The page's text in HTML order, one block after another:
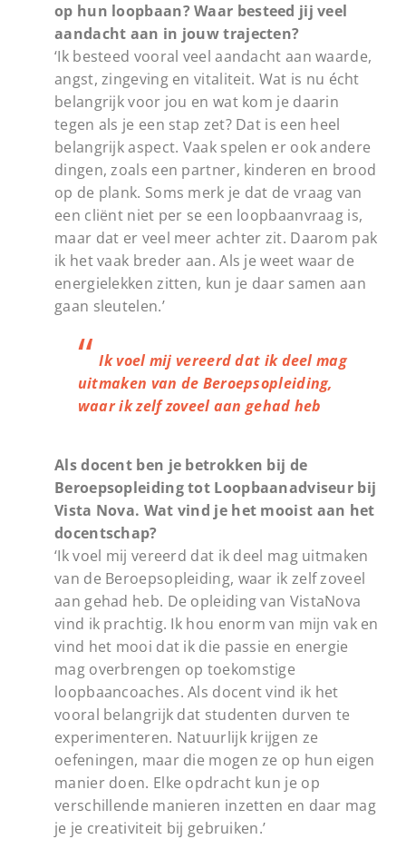
op hun loopbaan? Waar besteed jij veel
aandacht aan in jouw trajecten?
‘Ik besteed vooral veel aandacht aan waarde,
angst, zingeving en vitaliteit. Wat is nu écht
belangrijk voor jou en wat kom je daarin
tegen als je een stap zet? Dat is een heel
belangrijk aspect. Vaak spelen er ook andere
dingen, zoals een partner, kinderen en brood
op de plank. Soms merk je dat de vraag van
een cliënt niet per se een loopbaanvraag is,
maar dat er veel meer achter zit. Daarom pak
ik het vaak breder aan. Als je weet waar de
energielekken zitten, kun je daar samen aan
gaan sleutelen.’
Ik voel mij vereerd dat ik deel mag
uitmaken van de Beroepsopleiding,
waar ik zelf zoveel aan gehad heb
Als docent ben je betrokken bij de
Beroepsopleiding tot Loopbaanadviseur bij
Vista Nova. Wat vind je het mooist aan het
docentschap?
‘Ik voel mij vereerd dat ik deel mag uitmaken
van de Beroepsopleiding, waar ik zelf zoveel
aan gehad heb. De opleiding van VistaNova
vind ik prachtig. Ik hou enorm van mijn vak en
vind het mooi dat ik die passie en energie
mag overbrengen op toekomstige
loopbaancoaches. Als docent vind ik het
vooral belangrijk dat studenten durven te
experimenteren. Natuurlijk krijgen ze
oefeningen, maar die mogen ze op hun eigen
manier doen. Elke opdracht kun je op
verschillende manieren inzetten en daar mag
je je creativiteit bij gebruiken.’